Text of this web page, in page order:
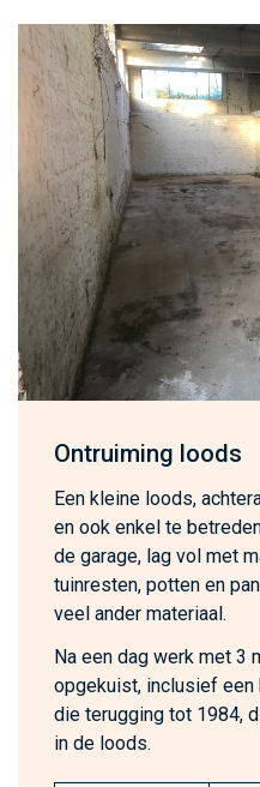
Ontruiming loods
Een kleine loods,
en ook enkel te
de garage, lag vol met
tuinresten, potten en
veel ander materiaal.
Na een dag werk met 3
opgekuist, inclusief een
die terugging tot 1984,
in de loods.